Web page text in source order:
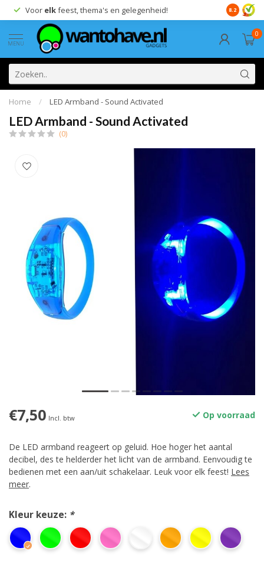
Voor elkfeest, thema's en gelegenheid! 8.2
MENU
0
Home / LED Armband - Sound Activated
LED Armband - Sound Activated
(0)
€7,50 Incl. btw Op voorraad
De LED armband reageert op geluid. Hoe hoger het aantal
decibel, des te helderder het licht van de armband. Eenvoudig te
bedienen met een aan/uit schakelaar. Leuk voor elk feest! Lees
meer.
Kleur keuze: *